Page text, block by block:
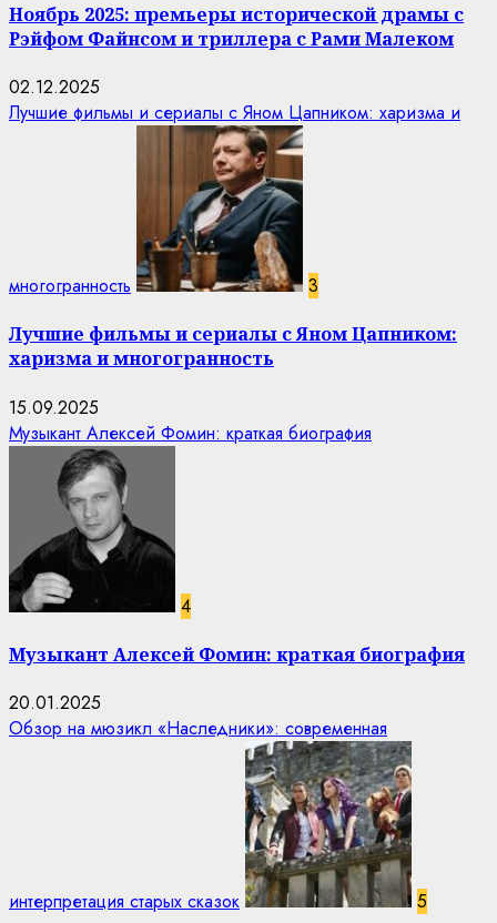
Ноябрь 2025: премьеры исторической драмы с
Рэйфом Файнсом и триллера с Рами Малеком
02.12.2025
Лучшие фильмы и сериалы с Яном Цапником: харизма и
многогранность 3
Лучшие фильмы и сериалы с Яном Цапником:
харизма и многогранность
15.09.2025
Музыкант Алексей Фомин: краткая биография
4
Музыкант Алексей Фомин: краткая биография
20.01.2025
Обзор на мюзикл «Наследники»: современная
интерпретация старых сказок 5